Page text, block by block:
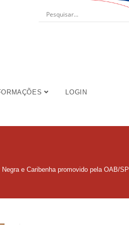
LOGIN
e Caribenha promovido pela OAB/SP